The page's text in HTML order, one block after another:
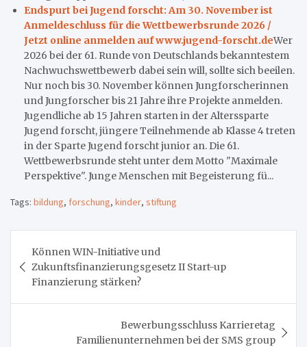
Endspurt bei Jugend forscht: Am 30. November ist
Anmeldeschluss für die Wettbewerbsrunde 2026 /
Jetzt online anmelden auf www.jugend-forscht.deWer
2026 bei der 61. Runde von Deutschlands bekanntestem
Nachwuchswettbewerb dabei sein will, sollte sich beeilen.
Nur noch bis 30. November können Jungforscherinnen
und Jungforscher bis 21 Jahre ihre Projekte anmelden.
Jugendliche ab 15 Jahren starten in der Alterssparte
Jugend forscht, jüngere Teilnehmende ab Klasse 4 treten
in der Sparte Jugend forscht junior an. Die 61.
Wettbewerbsrunde steht unter dem Motto "Maximale
Perspektive". Junge Menschen mit Begeisterung fü...
Tags: bildung, forschung, kinder, stiftung
Können WIN-Initiative und
Zukunftsfinanzierungsgesetz II Start-up
Finanzierung stärken?
Bewerbungsschluss Karrieretag
Familienunternehmen bei der SMS group